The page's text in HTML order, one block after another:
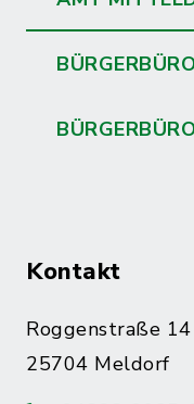
Kontakt
Roggenstraße 14
25704 Meldorf